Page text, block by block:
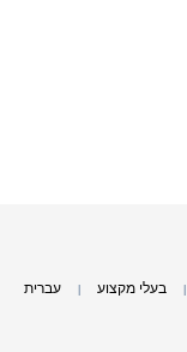
בעלי מקצוע עברית